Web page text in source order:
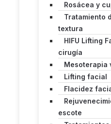
Rosácea y
Tratamiento
textura
HIFU Lifting
cirugía
Mesoterapia
Lifting facial
Flacidez
escote